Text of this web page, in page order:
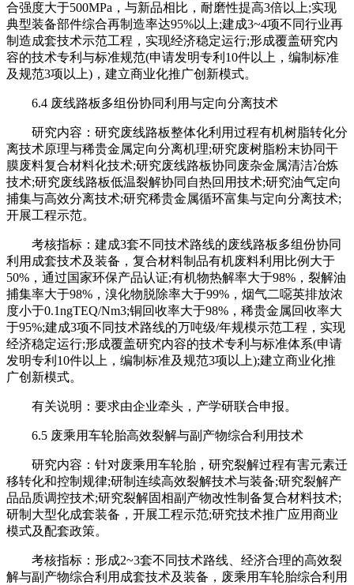
合强度大于500MPa，与新品相比，耐磨性提高3倍以上;实现
典型装备部件综合再制造率达95%以上;建成3~4项不同行业再
制造成套技术示范工程，实现经济稳定运行;形成覆盖研究内
容的技术专利与标准规范(申请发明专利10件以上，编制标准
及规范3项以上)，建立商业化推广创新模式。
6.4 废线路板多组份协同利用与定向分离技术
研究内容：研究废线路板整体化利用过程有机树脂转化分
离技术原理与稀贵金属定向分离机理;研究废树脂粉末协同干
膜废料复合材料化技术;研究废线路板协同废杂金属清洁冶炼
技术;研究废线路板低温裂解协同自热回用技术;研究油气定向
捕集与高效分离技术;研究稀贵金属循环富集与定向分离技术;
开展工程示范。
考核指标：建成3套不同技术路线的废线路板多组份协同
利用成套技术及装备，复合材料制品有机废料利用比例大于
50%，通过国家环保产品认证;有机物热解率大于98%，裂解油
捕集率大于98%，溴化物脱除率大于99%，烟气二噁英排放浓
度小于0.1ngTEQ/Nm3;铜回收率大于98%，稀贵金属回收率大
于95%;建成3项不同技术路线的万吨级/年规模示范工程，实现
经济稳定运行;形成覆盖研究内容的技术专利与标准体系(申请
发明专利10件以上，编制标准及规范3项以上);建立商业化推
广创新模式。
有关说明：要求由企业牵头，产学研联合申报。
6.5 废乘用车轮胎高效裂解与副产物综合利用技术
研究内容：针对废乘用车轮胎，研究裂解过程有害元素迁
移转化和控制规律;研制连续高效裂解技术与装备;研究裂解产
品品质调控技术;研究裂解固相副产物改性制备复合材料技术;
研制大型化成套装备，开展工程示范;研究技术推广应用商业
模式及配套政策。
考核指标：形成2~3套不同技术路线、经济合理的高效裂
解与副产物综合利用成套技术及装备，废乘用车轮胎综合利用